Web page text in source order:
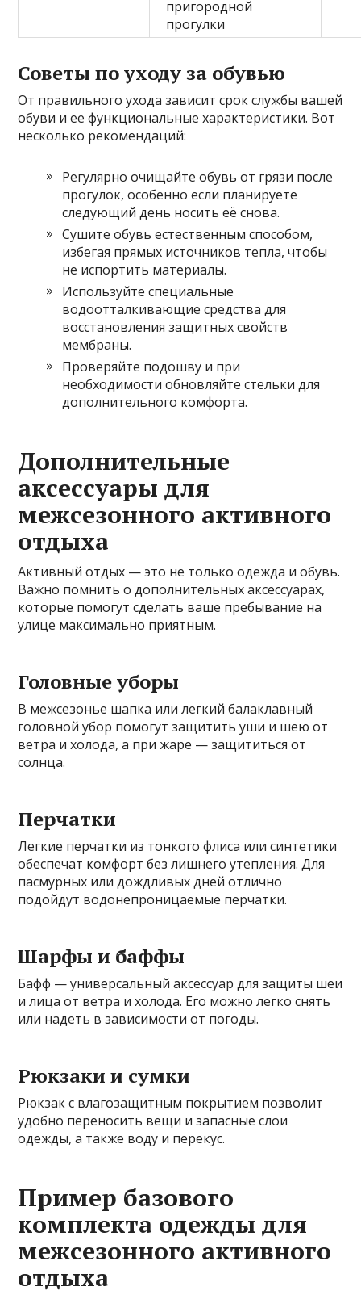
пригородной
прогулки
Советы по уходу за обувью
От правильного ухода зависит срок службы вашей
обуви и ее функциональные характеристики. Вот
несколько рекомендаций:
Регулярно очищайте обувь от грязи после
прогулок, особенно если планируете
следующий день носить её снова.
Сушите обувь естественным способом,
избегая прямых источников тепла, чтобы
не испортить материалы.
Используйте специальные
водоотталкивающие средства для
восстановления защитных свойств
мембраны.
Проверяйте подошву и при
необходимости обновляйте стельки для
дополнительного комфорта.
Дополнительные
аксессуары для
межсезонного активного
отдыха
Активный отдых — это не только одежда и обувь.
Важно помнить о дополнительных аксессуарах,
которые помогут сделать ваше пребывание на
улице максимально приятным.
Головные уборы
В межсезонье шапка или легкий балаклавный
головной убор помогут защитить уши и шею от
ветра и холода, а при жаре — защититься от
солнца.
Перчатки
Легкие перчатки из тонкого флиса или синтетики
обеспечат комфорт без лишнего утепления. Для
пасмурных или дождливых дней отлично
подойдут водонепроницаемые перчатки.
Шарфы и баффы
Бафф — универсальный аксессуар для защиты шеи
и лица от ветра и холода. Его можно легко снять
или надеть в зависимости от погоды.
Рюкзаки и сумки
Рюкзак с влагозащитным покрытием позволит
удобно переносить вещи и запасные слои
одежды, а также воду и перекус.
Пример базового
комплекта одежды для
межсезонного активного
отдыха